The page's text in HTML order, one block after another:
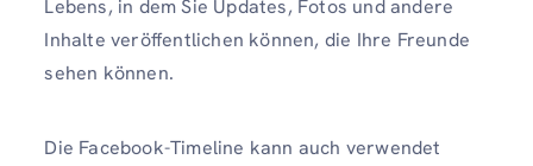
Lebens, in dem Sie Updates, Fotos und andere
Inhalte veröffentlichen können, die Ihre Freunde
sehen können.
Die Facebook-Timeline kann auch verwendet